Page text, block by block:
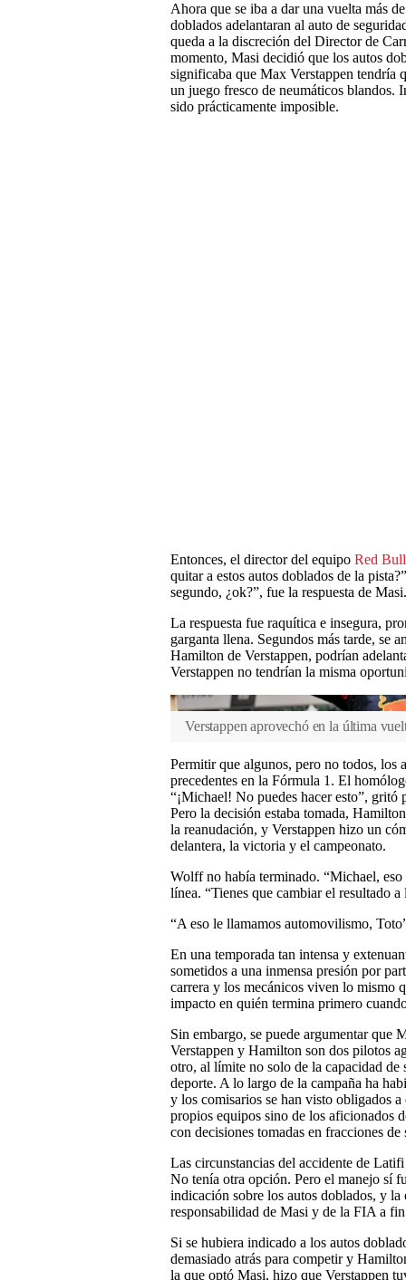
Ahora que se iba a dar una vuelta más
doblados adelantaran al auto de
queda a la discreción del Director de
momento, Masi decidió que los autos
significaba que Max Verstappen tendría
un juego fresco de neumáticos blandos.
sido prácticamente imposible.
Entonces, el director del equipo Red Bull
quitar a estos autos doblados de la
segundo, ¿ok?”, fue la respuesta de Masi.
La respuesta fue raquítica e insegura,
garganta llena. Segundos más tarde, se
Hamilton de Verstappen, podrían
Verstappen no tendrían la misma
Verstappen aprovechó en la última
Permitir que algunos, pero no todos, los
precedentes en la Fórmula 1. El
“¡Michael! No puedes hacer esto”,
Pero la decisión estaba tomada,
la reanudación, y Verstappen hizo un
delantera, la victoria y el campeonato.
Wolff no había terminado. “Michael,
línea. “Tienes que cambiar el resultado a
“A eso le llamamos automovilismo,
En una temporada tan intensa y
sometidos a una inmensa presión por
carrera y los mecánicos viven lo mismo
impacto en quién termina primero
Sin embargo, se puede argumentar que
Verstappen y Hamilton son dos pilotos
otro, al límite no solo de la capacidad de
deporte. A lo largo de la campaña ha
y los comisarios se han visto obligados
propios equipos sino de los aficionados
con decisiones tomadas en fracciones de
Las circunstancias del accidente de
No tenía otra opción. Pero el manejo sí
indicación sobre los autos doblados, y
responsabilidad de Masi y de la FIA a fin
Si se hubiera indicado a los autos
demasiado atrás para competir y
la que optó Masi, hizo que Verstappen